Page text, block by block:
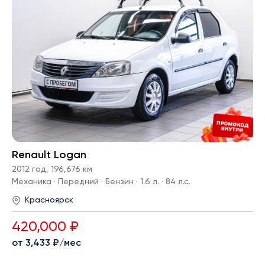
Renault Logan
2012 год, 196,676 км
Механика · Передний · Бензин · 1.6 л. · 84 л.с.
Красноярск
420,000 ₽
от 3,433 ₽/мес